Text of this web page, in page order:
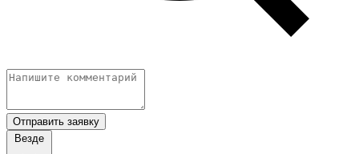
Отправить заявку
Везде